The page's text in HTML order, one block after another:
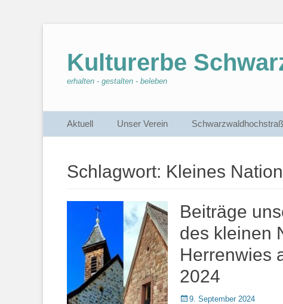
Kulturerbe
erhalten - gestalten - beleben
Primärmenu
Aktuell Unser Verein
Schlagwort: Kleines
Beiträge
des kleinen
Herrenwies
2024
Veröffentlicht
9. September 2024